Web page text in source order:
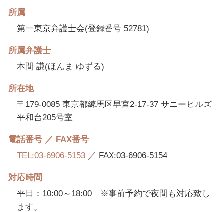
所属
第一東京弁護士会(登録番号 52781)
所属弁護士
本間 謙(ほんま ゆずる)
所在地
〒179-0085 東京都練馬区早宮2-17-37 サニーヒルズ
平和台205号室
電話番号 ／ FAX番号
TEL:03-6906-5153 ／ FAX:03-6906-5154
対応時間
平日：10:00～18:00 ※事前予約で夜間も対応致し
ます。